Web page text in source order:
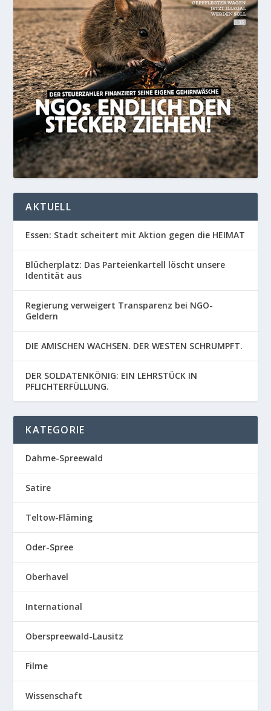
AKTUELL
Essen: Stadt scheitert mit Aktion gegen die HEIMAT
Blücherplatz: Das Parteienkartell löscht unsere
Identität aus
Regierung verweigert Transparenz bei NGO-
Geldern
DIE AMISCHEN WACHSEN. DER WESTEN SCHRUMPFT.
DER SOLDATENKÖNIG: EIN LEHRSTÜCK IN
PFLICHTERFÜLLUNG.
KATEGORIE
Dahme-Spreewald
Satire
Teltow-Fläming
Oder-Spree
Oberhavel
International
Oberspreewald-Lausitz
Filme
Wissenschaft